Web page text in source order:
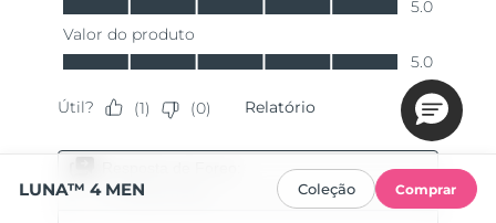
LUNA™ 4 MEN Coleção Comprar